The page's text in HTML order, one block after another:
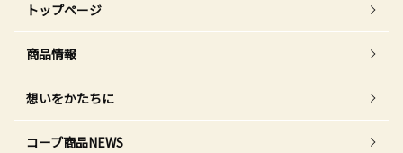
トップページ
商品情報
想いをかたちに
コープ商品NEWS